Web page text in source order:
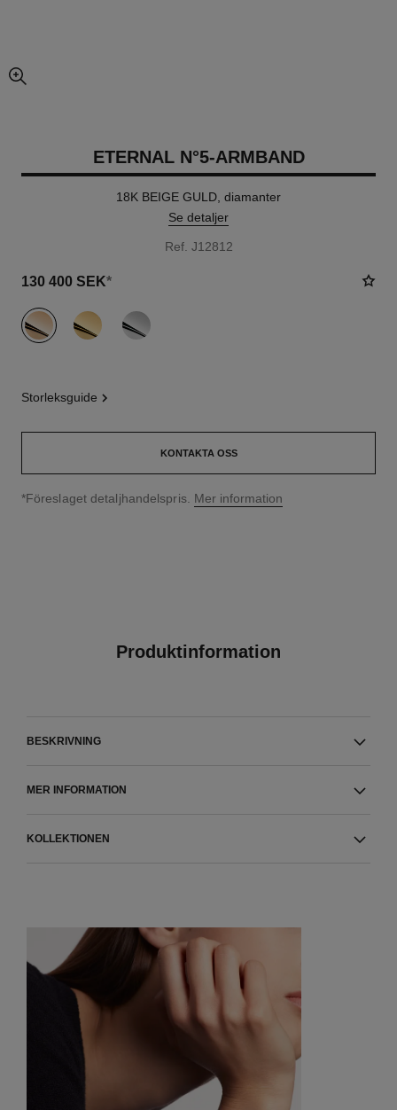
förstorad bildvy
ETERNAL N°5-ARMBAND
18K BEIGE GULD, diamanter
Se detaljer
Ref. J12812
130 400 SEK*
variant (3)
storleksguide
KONTAKTA OSS
↩
*Föreslaget detaljhandelspris. Mer information
Produktinformation
BESKRIVNING
MER INFORMATION
KOLLEKTIONEN